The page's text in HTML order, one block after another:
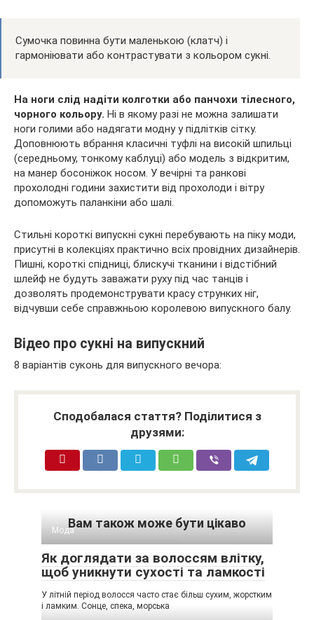
Сумочка повинна бути маленькою (клатч) і
гармоніювати або контрастувати з кольором сукні.
На ноги слід надіти колготки або панчохи тілесного,
чорного кольору. Ні в якому разі не можна залишати
ноги голими або надягати модну у підлітків сітку.
Доповнюють вбрання класичні туфлі на високій шпильці
(середньому, тонкому каблуці) або модель з відкритим,
на манер босоніжок носом. У вечірні та ранкові
прохолодні години захистити від прохолоди і вітру
допоможуть паланкіни або шалі.
Стильні короткі випускні сукні перебувають на піку моди,
присутні в колекціях практично всіх провідних дизайнерів.
Пишні, короткі спідниці, блискучі тканини і відстібний
шлейф не будуть заважати руху під час танців і
дозволять продемонструвати красу струнких ніг,
відчувши себе справжньою королевою випускного балу.
Відео про сукні на випускний
8 варіантів суконь для випускного вечора:
Сподобалася стаття? Поділитися з
друзями:
Вам також може бути цікаво
Мода
Як доглядати за волоссям влітку,
щоб уникнути сухості та ламкості
У літній період волосся часто стає більш сухим, жорстким
і ламким. Сонце, спека, морська